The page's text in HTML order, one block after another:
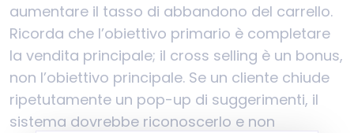
aumentare il tasso di abbandono del carrello.
Ricorda che l’obiettivo primario è completare
la vendita principale; il cross selling è un bonus,
non l’obiettivo principale. Se un cliente chiude
ripetutamente un pop-up di suggerimenti, il
sistema dovrebbe riconoscerlo e non